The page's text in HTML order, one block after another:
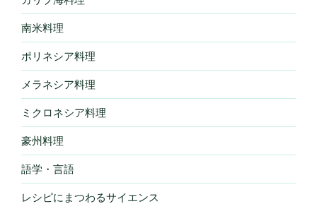
南米料理
ポリネシア料理
メラネシア料理
ミクロネシア料理
豪州料理
語学・言語
レシピにまつわるサイエンス